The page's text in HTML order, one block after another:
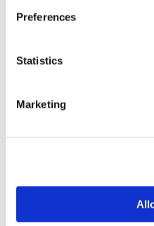
Preferences
Statistics
Marketing
galėsite peržiūrėti tyrimo
nes klausimynas yra
Kaip pašalinti testo kodą
Jei norite pašalinti testo